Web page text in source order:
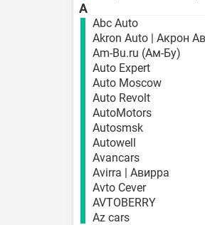
A
Abc Auto
Akron Auto | Акрон
Am-Bu.ru (Ам-Бу)
Auto Expert
Auto Moscow
Auto Revolt
AutoMotors
Autosmsk
Autowell
Avancars
Avirra | Авирра
Avto Cever
AVTOBERRY
Az cars